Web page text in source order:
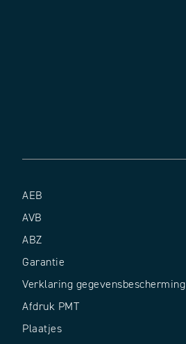
AEB
AVB
ABZ
Garantie
Verklaring gegevensbescherming
Afdruk PMT
Plaatjes